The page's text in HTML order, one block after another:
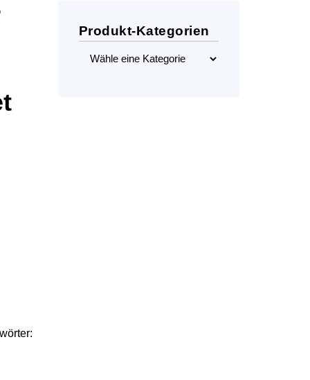
Produkt-Kategorien